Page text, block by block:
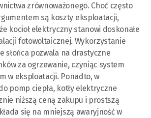
zrównoważonego. Choć często
są koszty eksploatacji,
kocioł elektryczny stanowi doskonałe
fotowoltaicznej. Wykorzystanie
słońca pozwala na drastyczne
za ogrzewanie, czyniąc system
w eksploatacji. Ponadto, w
pomp ciepła, kotły elektryczne
niższą ceną zakupu i prostszą
się na mniejszą awaryjność w